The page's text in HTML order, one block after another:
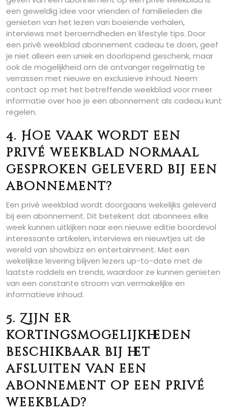
een geweldig idee voor vrienden of familieleden die
genieten van het lezen van boeiende verhalen,
interviews met beroemdheden en lifestyle tips. Door
een privé weekblad abonnement cadeau te doen, geef
je niet alleen een uniek en doorlopend geschenk, maar
ook de mogelijkheid om de ontvanger regelmatig te
verrassen met nieuwe en exclusieve inhoud. Neem
contact op met het betreffende weekblad voor meer
informatie over hoe je een abonnement als cadeau kunt
regelen.
4. Hoe vaak wordt een
privé weekblad normaal
gesproken geleverd bij een
abonnement?
Een privé weekblad wordt doorgaans wekelijks geleverd
bij een abonnement. Dit betekent dat abonnees elke
week kunnen uitkijken naar een nieuwe editie boordevol
interessante artikelen, interviews en nieuwtjes uit de
wereld van showbizz en entertainment. Met een
wekelijkse levering blijven lezers up-to-date met de
laatste roddels en trends, waardoor ze kunnen genieten
van een constante stroom van vermakelijke en
informatieve inhoud.
5. Zijn er
kortingsmogelijkheden
beschikbaar bij het
afsluiten van een
abonnement op een privé
weekblad?